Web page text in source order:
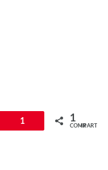
1 1
COMPARTIR